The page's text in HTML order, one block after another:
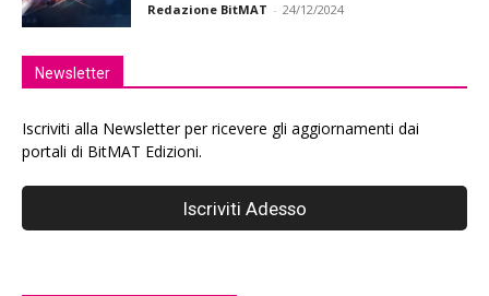
Redazione BitMAT - 24/12/2024
Newsletter
Iscriviti alla Newsletter per ricevere gli aggiornamenti dai
portali di BitMAT Edizioni.